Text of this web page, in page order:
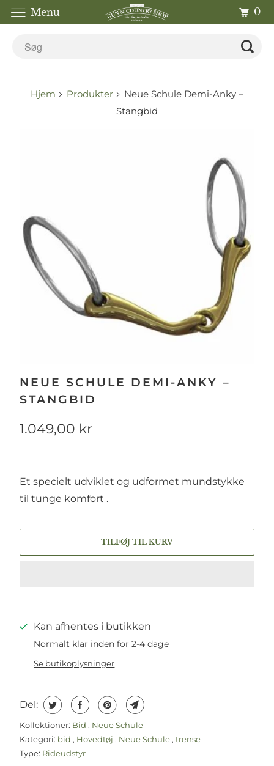
Hjem Produkter
Neue Schule Demi-Anky –
Stangbid
NEUE SCHULE DEMI-ANKY –
STANGBID
1.049,00 kr
Et specielt udviklet og udformet mundstykke
til tunge komfort .
TILFØJ TIL KURV
Kan afhentes i butikken
Normalt klar inden for 2-4 dage
Se butikoplysninger
Del:
Kollektioner: Bid , Neue Schule
Kategori: bid , Hovedtøj , Neue Schule, trense
Type: Rideudstyr
Menu 0